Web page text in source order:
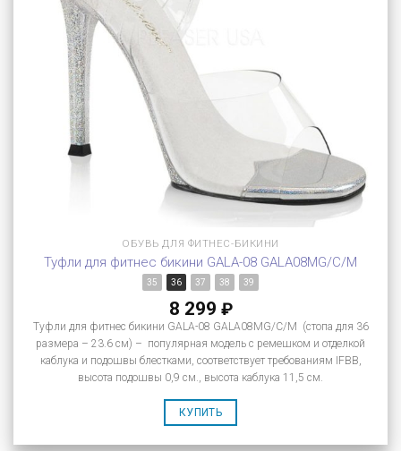
ОБУВЬ ДЛЯ ФИТНЕС-БИКИНИ
Туфли для фитнес бикини GALA-08 GALA08MG/C/M
35 36 37 38 39
8 299 ₽
Туфли для фитнес бикини GALA-08 GALA08MG/C/M (стопа для 36
размера – 23.6 см) – популярная модель с ремешком и отделкой
каблука и подошвы блестками, соответствует требованиям IFBB,
высота подошвы 0,9 см., высота каблука 11,5 см.
КУПИТЬ